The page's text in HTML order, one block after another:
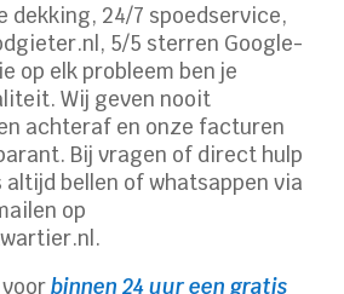
dekking, 24/7 spoedservice,
5/5 sterren Google-
op elk probleem ben je
Wij geven nooit
achteraf en onze facturen
Bij vragen of direct hulp
altijd bellen of whatsappen via
op
voorbinnen 24 uur een gratis